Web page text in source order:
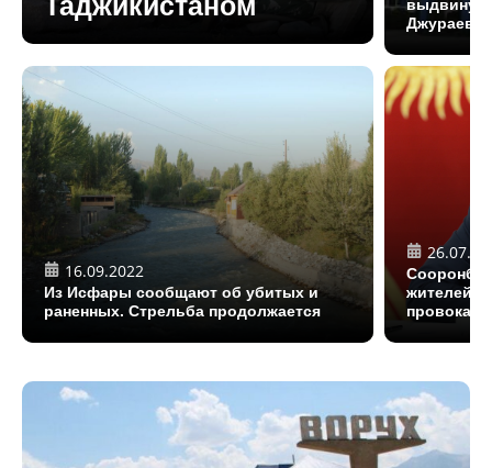
16.09.2022
Из Исфары сообщают об убитых и
раненных. Стрельба продолжается
Джураеву
жителей